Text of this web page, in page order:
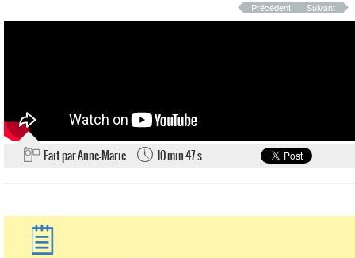
Précédent Suivant
Fait par Anne-Marie 10 min 47 s